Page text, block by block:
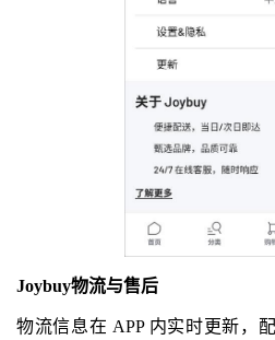
Joybuy物流与售后
物流信息在 APP 内实时更新，